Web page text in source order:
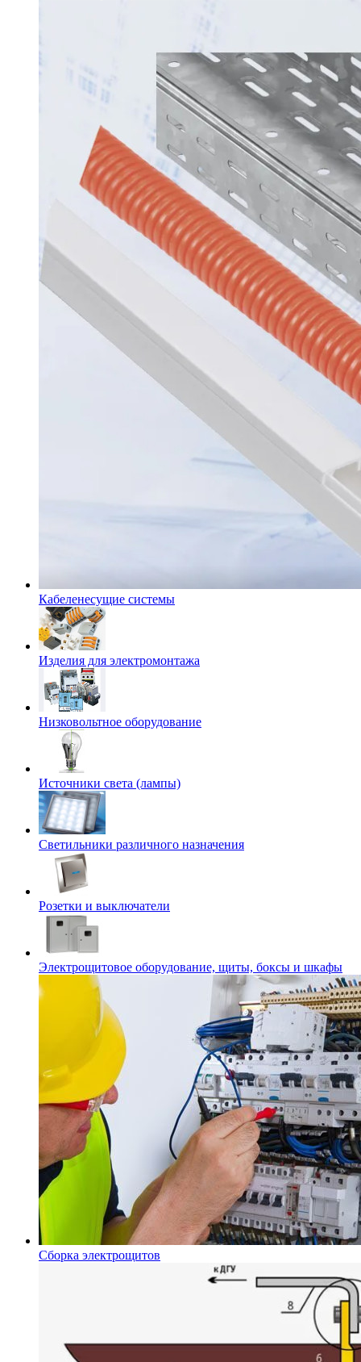
Кабеленесущие системы
Изделия для электромонтажа
Низковольтное оборудование
Источники света (лампы)
Светильники различного назначения
Розетки и выключатели
Электрощитовое оборудование, щиты, боксы и шкафы
Сборка электрощитов